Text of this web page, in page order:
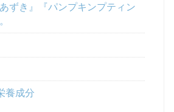
ずき』『パンプキンプティン
養成分